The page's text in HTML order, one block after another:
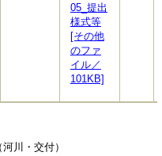
05_提出
様式等
[その他
のファ
イル／
101KB]
川・交付）